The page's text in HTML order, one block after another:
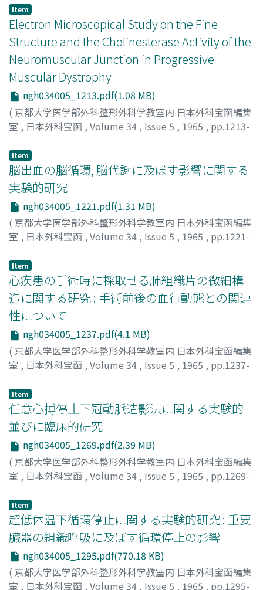
YAMAJI, SADATOSHI
Item
Electron Microscopical Study on the Fine
Structure and the Cholinesterase Activity of the
Neuromuscular Junction in Progressive
Muscular Dystrophy
ngh034005_1213.pdf(1.08 MB)
( 京都大学医学部外科整形外科学教室内 日本外科宝函編集
室 , 日本外科宝函 , Volume 34 , Issue 5 , 1965 , pp.1213-
NARA, TAKASHI
Item
脳出血の脳循環, 脳代謝に及ぼす影響に関する
実験的研究
ngh034005_1221.pdf(1.31 MB)
( 京都大学医学部外科整形外科学教室内 日本外科宝函編集
室 , 日本外科宝函 , Volume 34 , Issue 5 , 1965 , pp.1221-
野村, 史郎
Item
心疾患の手術時に採取せる肺組織片の微細構
造に関する研究 : 手術前後の血行動態との関連
性について
ngh034005_1237.pdf(4.1 MB)
( 京都大学医学部外科整形外科学教室内 日本外科宝函編集
室 , 日本外科宝函 , Volume 34 , Issue 5 , 1965 , pp.1237-
岡村, 芳樹
Item
任意心搏停止下冠動脈造影法に関する実験的
並びに臨床的研究
ngh034005_1269.pdf(2.39 MB)
( 京都大学医学部外科整形外科学教室内 日本外科宝函編集
室 , 日本外科宝函 , Volume 34 , Issue 5 , 1965 , pp.1269-
辻, 仁志
Item
超低体温下循環停止に関する実験的研究 : 重要
臓器の組織呼吸に及ぼす循環停止の影響
ngh034005_1295.pdf(770.18 KB)
( 京都大学医学部外科整形外科学教室内 日本外科宝函編集
室 , 日本外科宝函 , Volume 34 , Issue 5 , 1965 , pp.1295-